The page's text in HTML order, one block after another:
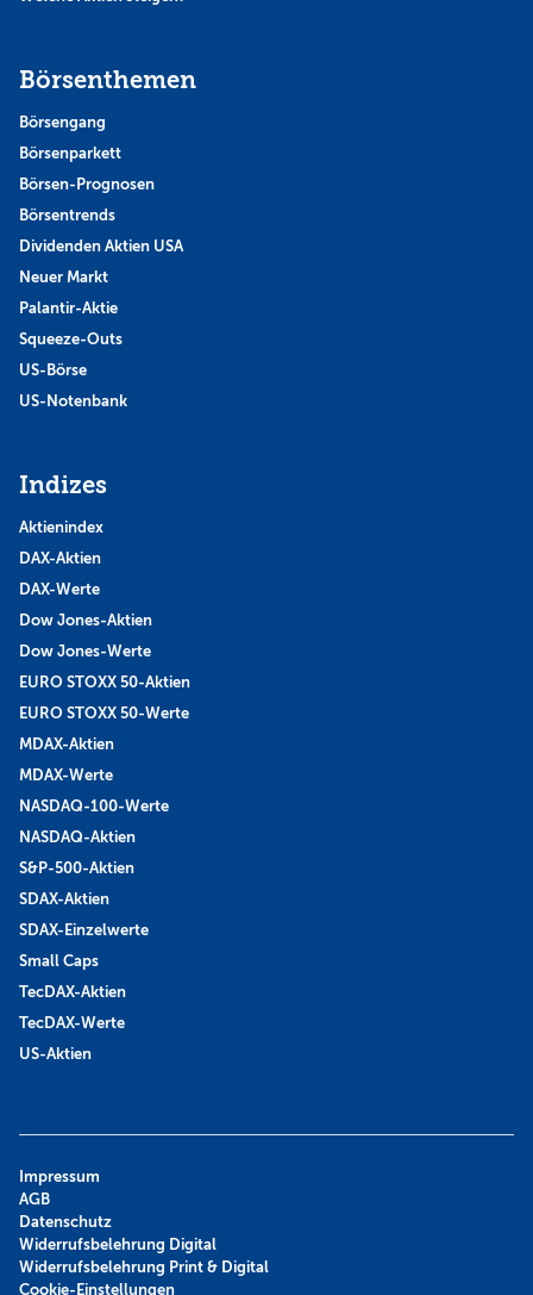
Börsenthemen
Börsengang
Börsenparkett
Börsen-Prognosen
Börsentrends
Dividenden Aktien USA
Neuer Markt
Palantir-Aktie
Squeeze-Outs
US-Börse
US-Notenbank
Indizes
Aktienindex
DAX-Aktien
DAX-Werte
Dow Jones-Aktien
Dow Jones-Werte
EURO STOXX 50-Aktien
EURO STOXX 50-Werte
MDAX-Aktien
MDAX-Werte
NASDAQ-100-Werte
NASDAQ-Aktien
S&P-500-Aktien
SDAX-Aktien
SDAX-Einzelwerte
Small Caps
TecDAX-Aktien
TecDAX-Werte
US-Aktien
Impressum
AGB
Datenschutz
Widerrufsbelehrung Digital
Widerrufsbelehrung Print & Digital
Cookie-Einstellungen